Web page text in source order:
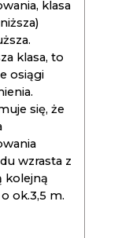
klasa
klasa, to
osiągi
się, że
wzrasta z
kolejną
ok.3,5 m.